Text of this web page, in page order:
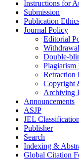
Instructions for
Submission
Publication
Journal Policy
Editorial
Double-
Plagiarism
Retraction
Copyright
Archiving
Announcements
ASJP
JEL
Publisher
Search
Indexing &
Global Citation